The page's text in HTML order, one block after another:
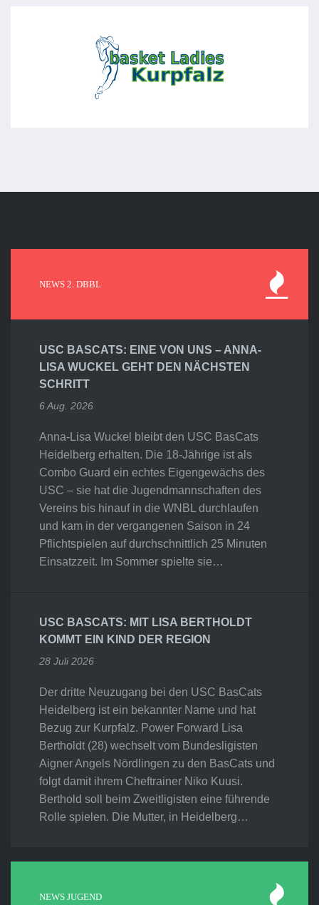
NEWS 2. DBBL
USC BASCATS: EINE VON UNS – ANNA-
LISA WUCKEL GEHT DEN NÄCHSTEN
SCHRITT
6 Aug. 2026
Anna-Lisa Wuckel bleibt den USC BasCats
Heidelberg erhalten. Die 18-Jährige ist als
Combo Guard ein echtes Eigengewächs des
USC – sie hat die Jugendmannschaften des
Vereins bis hinauf in die WNBL durchlaufen
und kam in der vergangenen Saison in 24
Pflichtspielen auf durchschnittlich 25 Minuten
Einsatzzeit. Im Sommer spielte sie…
USC BASCATS: MIT LISA BERTHOLDT
KOMMT EIN KIND DER REGION
28 Juli 2026
Der dritte Neuzugang bei den USC BasCats
Heidelberg ist ein bekannter Name und hat
Bezug zur Kurpfalz. Power Forward Lisa
Bertholdt (28) wechselt vom Bundesligisten
Aigner Angels Nördlingen zu den BasCats und
folgt damit ihrem Cheftrainer Niko Kuusi.
Berthold soll beim Zweitligisten eine führende
Rolle spielen. Die Mutter, in Heidelberg…
NEWS JUGEND